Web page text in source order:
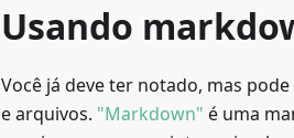
Usando
Você já deve ter notado, mas
e arquivos. "Markdown" é uma